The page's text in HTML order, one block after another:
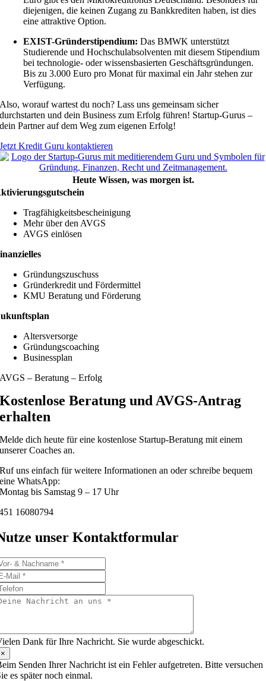
diejenigen, die keinen Zugang zu Bankkrediten haben, ist dies
eine attraktive Option.
EXIST-Gründerstipendium: Das BMWK unterstützt
Studierende und Hochschulabsolventen mit diesem Stipendium
bei technologie- oder wissensbasierten Geschäftsgründungen.
Bis zu 3.000 Euro pro Monat für maximal ein Jahr stehen zur
Verfügung.
Also, worauf wartest du noch? Lass uns gemeinsam sicher
durchstarten und dein Business zum Erfolg führen! Startup-Gurus –
dein Partner auf dem Weg zum eigenen Erfolg!
Jetzt Kredit Guru kontaktieren
Heute Wissen, was morgen ist.
Tragfähigkeitsbescheinigung
Mehr über den AVGS
AVGS einlösen
Gründungszuschuss
Gründerkredit und Fördermittel
KMU Beratung und Förderung
Altersversorge
Gründungscoaching
Businessplan
AVGS – Beratung – Erfolg
Kostenlose Beratung und AVGS-Antrag
erhalten
Melde dich heute für eine kostenlose Startup-Beratung mit einem
unserer Coaches an.
Ruf uns einfach für weitere Informationen an oder schreibe bequem
eine WhatsApp:
Montag bis Samstag 9 – 17 Uhr
16080794
unser Kontaktformular
Dank für Ihre Nachricht. Sie wurde abgeschickt.
×
Senden Ihrer Nachricht ist ein Fehler aufgetreten. Bitte versuchen
es später noch einmal.